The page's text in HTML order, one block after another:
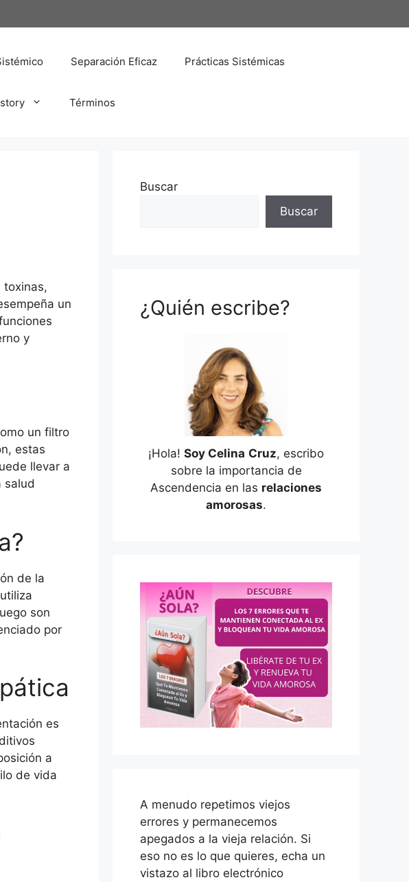
Separación Eficaz Prácticas Sistémicas
Términos
toxinas,
un
y
un filtro
estas
llevar a
salud
de la
son
por
es
a
de vida
Buscar
Buscar
¿Quién escribe?
¡Hola! Soy Celina Cruz, escribo
sobre la importancia de
Ascendencia en las relaciones
amorosas.
A menudo repetimos viejos
errores y permanecemos
apegados a la vieja relación. Si
eso no es lo que quieres, echa un
vistazo al libro electrónico